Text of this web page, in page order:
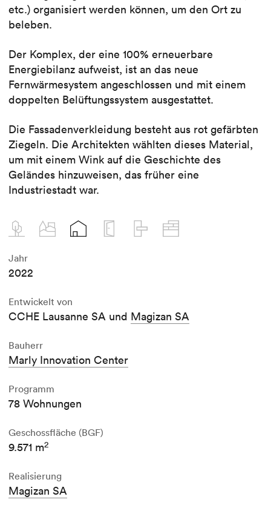
etc.) organisiert werden können, um den Ort zu
beleben.
Der Komplex, der eine 100% erneuerbare
Energiebilanz aufweist, ist an das neue
Fernwärmesystem angeschlossen und mit einem
doppelten Belüftungssystem ausgestattet.
Die Fassadenverkleidung besteht aus rot gefärbten
Ziegeln. Die Architekten wählten dieses Material,
um mit einem Wink auf die Geschichte des
Geländes hinzuweisen, das früher eine
Industriestadt war.
Jahr
2022
Entwickelt von
CCHE Lausanne SA und Magizan SA
Bauherr
Marly Innovation Center
Programm
78 Wohnungen
Geschossfläche (BGF)
9.571 m2
Realisierung
Magizan SA